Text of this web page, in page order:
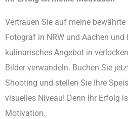
Vertrauen Sie auf meine bewährte
Fotograf in NRW und Aachen
kulinarisches Angebot in
Bilder verwandeln. Buchen Sie
Shooting und stellen Sie Ihre
visuelles Niveau! Denn Ihr Erfolg
Motivation.